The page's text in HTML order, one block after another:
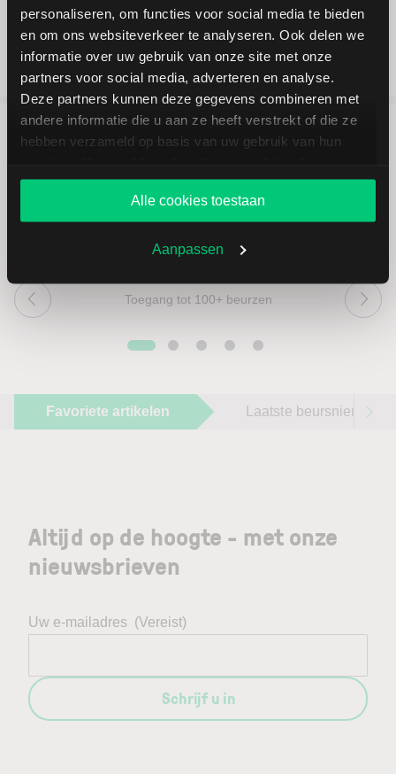
personaliseren, om functies voor social media te bieden
en om ons websiteverkeer te analyseren. Ook delen we
informatie over uw gebruik van onze site met onze
partners voor social media, adverteren en analyse.
Deze partners kunnen deze gegevens combineren met
andere informatie die u aan ze heeft verstrekt of die ze
hebben verzameld op basis van uw gebruik van hun
website blijft gebruiken.
Alle cookies toestaan
Aanpassen
beleggen
Toegang tot 100+ beurzen
Favoriete artikelen Laatste beursnieuws
Altijd op de hoogte - met onze
nieuwsbrieven
Uw e-mailadres (Vereist)
Schrijf u in